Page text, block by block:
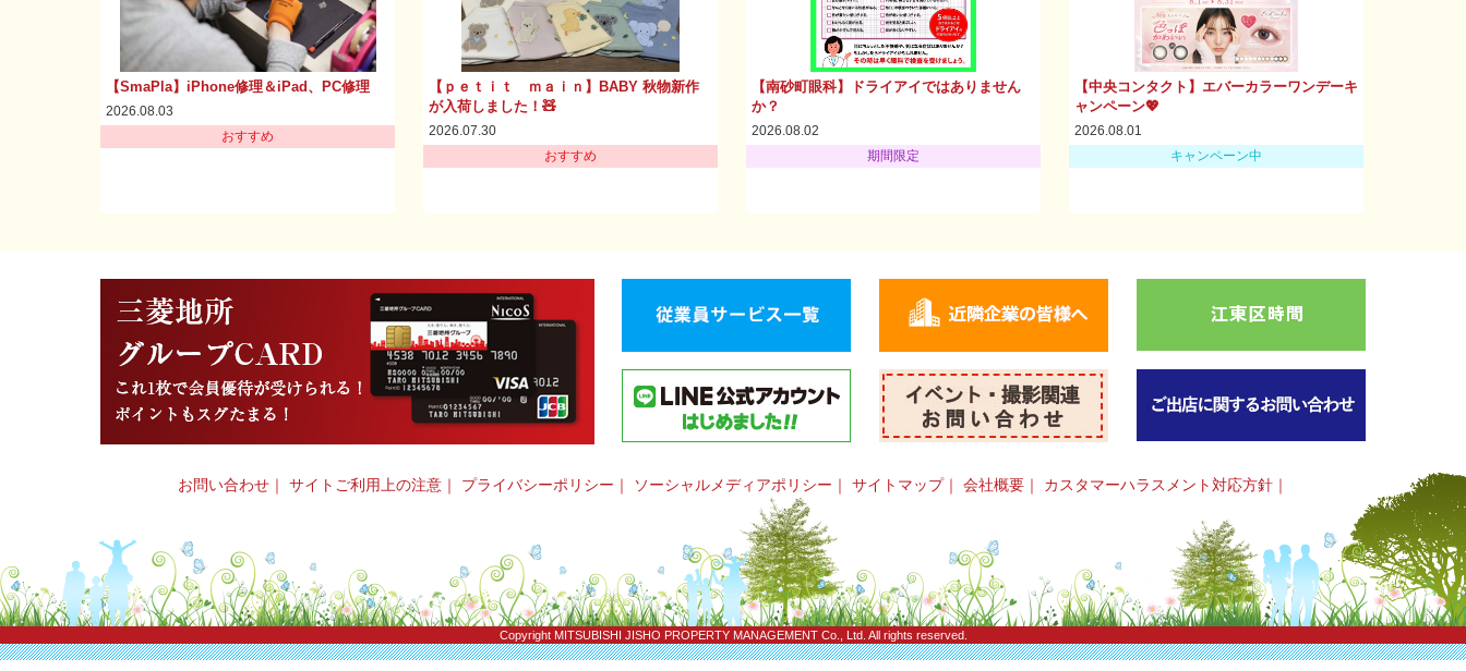
【SmaPla】iPhone修理＆iPad、PC修理
2026.08.03
おすすめ
【ｐｅｔｉｔ ｍａｉｎ】BABY 秋物新作
が入荷しました！🧸
2026.07.30
おすすめ
【南砂町眼科】ドライアイではありません
か？
2026.08.02
期間限定
【中央コンタクト】エバーカラーワンデーキ
ャンペーン💖
2026.08.01
キャンペーン中
お問い合わせ ｜ サイトご利用上の注意 ｜ プライバシーポリシー ｜ ソーシャルメディアポリシー ｜ サイトマップ｜ 会社概要 ｜ カスタマーハラスメント対応方針 ｜
CopyrightMITSUBISHI JISHO PROPERTY MANAGEMENT Co., Ltd. All rights reserved.